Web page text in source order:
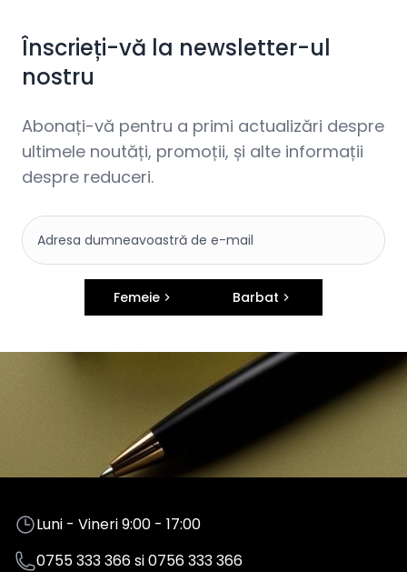
Înscrieți-vă la newsletter-ul
nostru
Abonați-vă pentru a primi actualizări despre
ultimele noutăți, promoții, și alte informații
despre reduceri.
Femeie Barbat
Luni - Vineri 9:00 - 17:00
0755 333 366si0756 333 366